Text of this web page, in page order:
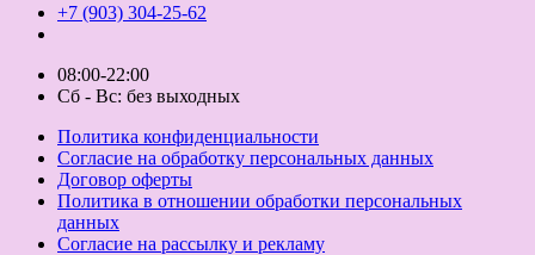
+7 (903) 304-25-62
08:00-22:00
Сб - Вс: без выходных
Политика конфиденциальности
Согласие на обработку персональных данных
Договор оферты
Политика в отношении обработки персональных
данных
Согласие на рассылку и рекламу